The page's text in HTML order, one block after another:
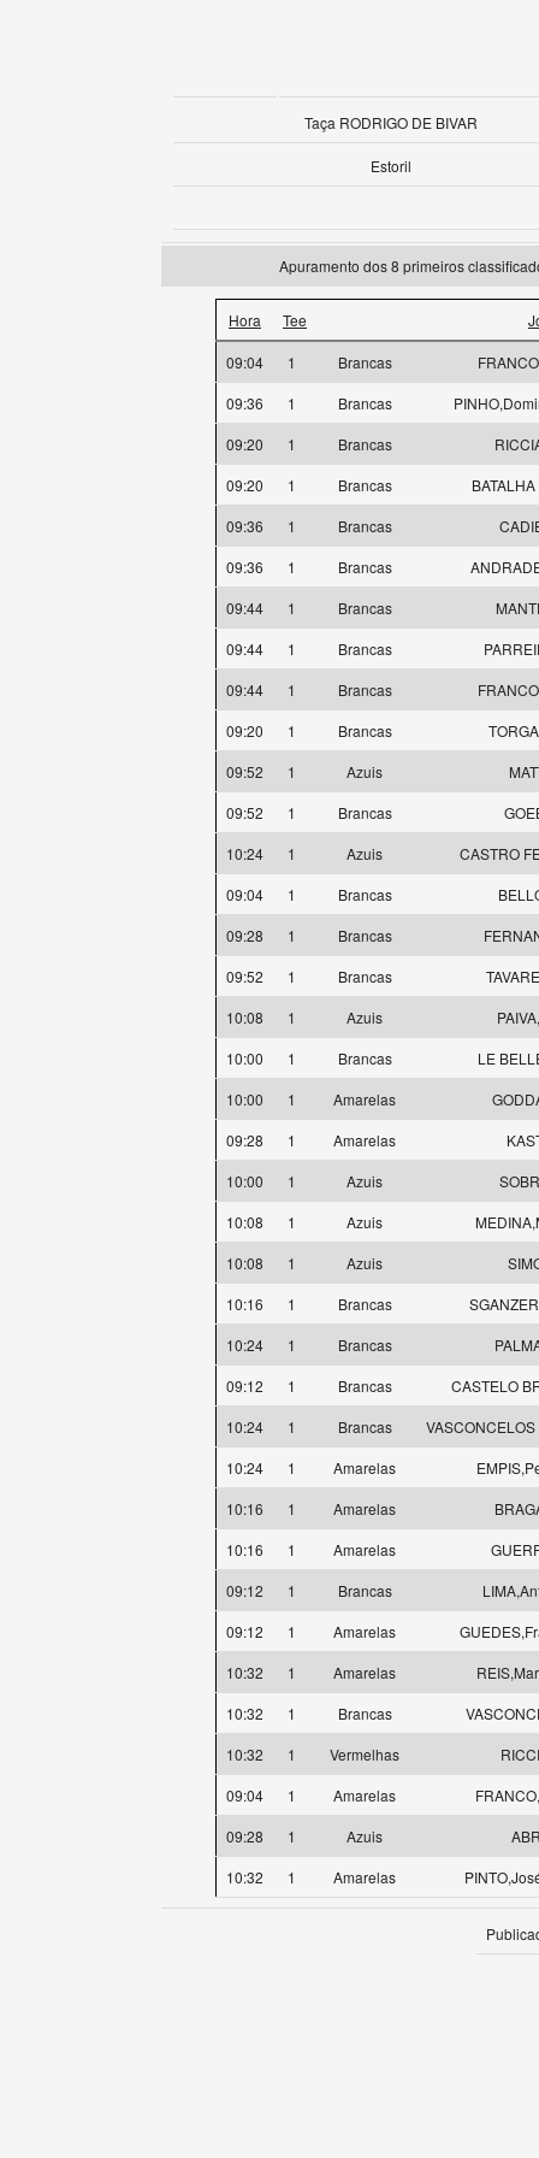
Taça RODRIGO DE BIVAR
Estoril
Apuramento dos 8 primeiros
Hora Tee
09:04 1 Brancas
09:36
1 Brancas
09:20
1 Brancas
09:20
1 Brancas
09:36
1 Brancas
09:36
1 Brancas
09:44
1 Brancas
09:44
1 Brancas
09:44
1 Brancas
09:20
1 Brancas
09:52
1 Azuis
09:52
1 Brancas
10:24
1 Azuis
CASTRO
09:04
1 Brancas
09:28
1 Brancas
09:52
1 Brancas
10:08
1 Azuis
10:00
1 Brancas
LE
10:00
1 Amarelas
09:28
1 Amarelas
10:00
1 Azuis
10:08
1 Azuis
10:08
1 Azuis
10:16
1 Brancas
10:24
1 Brancas
09:12
1 Brancas
CASTELO
10:24
1 Brancas
10:24
1 Amarelas
10:16
1 Amarelas
10:16
1 Amarelas
09:12
1 Brancas
09:12
1 Amarelas
10:32
1 Amarelas
10:32
1 Brancas
10:32
1 Vermelhas
09:04
1 Amarelas
09:28
1 Azuis
10:32
1 Amarelas